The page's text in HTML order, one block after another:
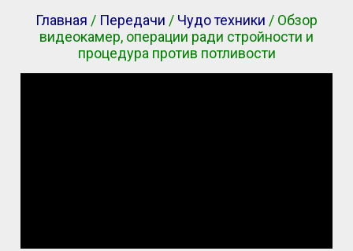
Главная / Передачи / Чудо техники / Обзор
видеокамер, операции ради стройности и
процедура против потливости